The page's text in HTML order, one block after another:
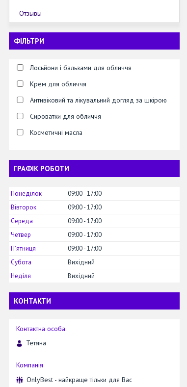
Отзывы
ФІЛЬТРИ
Лосьйони і бальзами для обличчя
Крем для обличчя
Антивіковий та лікувальний догляд за шкірою
Сироватки для обличчя
Косметичні масла
ГРАФІК РОБОТИ
Понеділок 09:00 17:00
Вівторок
09:00 17:00
Середа
09:00 17:00
Четвер
09:00 17:00
Пʼятниця
09:00 17:00
Субота
Вихідний
Неділя
Вихідний
КОНТАКТИ
Тетяна
OnlyBest - найкраще тільки для Вас